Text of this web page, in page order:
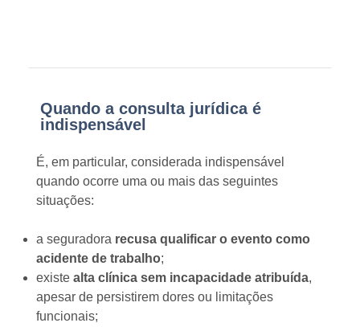
Quando a consulta jurídica é
indispensável
É, em particular, considerada indispensável
quando ocorre uma ou mais das seguintes
situações:
a seguradora recusa qualificar o evento como
acidente de trabalho;
existe alta clínica sem incapacidade atribuída,
apesar de persistirem dores ou limitações
funcionais;